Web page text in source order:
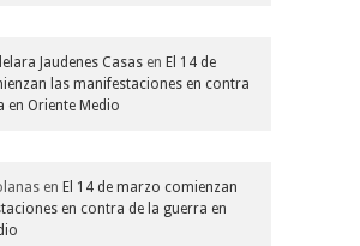
Jaudenes Casas en El 14 de
las manifestaciones en contra
en Oriente Medio
en El 14 de marzo comienzan
en contra de la guerra en